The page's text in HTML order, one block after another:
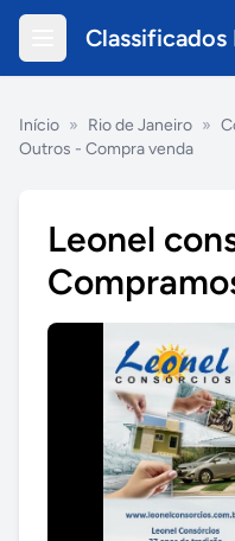
Classificados
Início » Rio de Janeiro »
Outros - Compra venda
Leonel